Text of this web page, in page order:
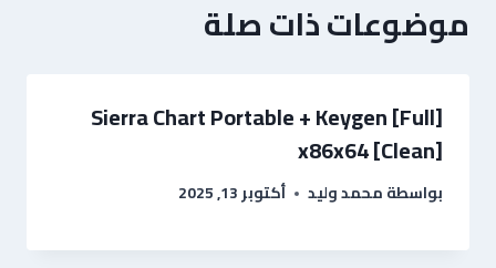
موضوعات ذات صلة
Sierra Chart Portable + Keygen [Full]
x86x64 [Clean]
بواسطةمحمد وليد أكتوبر 13, 2025